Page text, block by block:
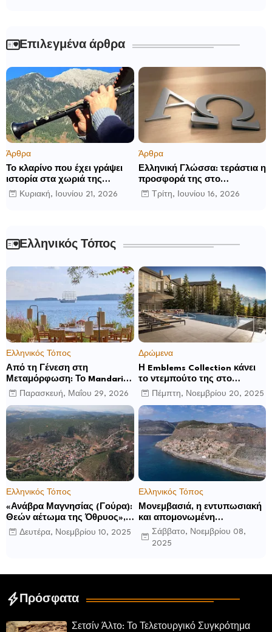
Επιλεγμένα άρθρα
Άρθρα
Το κλαρίνο που έχει γράψει
ιστορία στα χωριά της
Ρούμελης
Κυριακή, Ιουνίου 21, 2026
Άρθρα
Ελληνική Γλώσσα: τεράστια η
προσφορά της στο
παγκόσμιο γίγνεσθαι.
Τρίτη, Ιουνίου 16, 2026
Ελληνικός Τόπος
Ελληνικός Τόπος
Από τη Γένεση στη
Μεταμόρφωση: Το Mandarin
Oriental, Costa Navarino
αποκαλύπτει μια νέα σεζόν
βιωματικών εμπειριών
Παρασκευή, Μαΐου 29, 2026
Δρώμενα
Η Emblems Collection κάνει
το ντεμπούτο της στο
Ηνωμένο Βασίλειο με το
Luckham Park Hotel & Spa
και ανακοινώνει άλλα έξι
ανοίγματα για το 2026 και
μετά
Πέμπτη, Νοεμβρίου 20, 2025
Ελληνικός Τόπος
«Ανάβρα Μαγνησίας (Γούρα):
Θεών αέτωμα της Όθρυος»,
γράφει ο Δημήτρης Β.
Καρέλης
Δευτέρα, Νοεμβρίου 10, 2025
Ελληνικός Τόπος
Μονεμβασιά, η εντυπωσιακή
και απομονωμένη
οχυρωμένη πόλη που
ιδρύθηκε από τους
Σάββατο, Νοεμβρίου 08,
2025
Πρόσφατα
Σετσίν Άλτο: Το Τελετουργικό Συγκρότημα